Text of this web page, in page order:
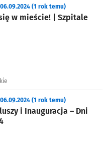
w mieście! | Szpitale
(1 rok temu)
i Inauguracja – Dni
(1 rok temu)